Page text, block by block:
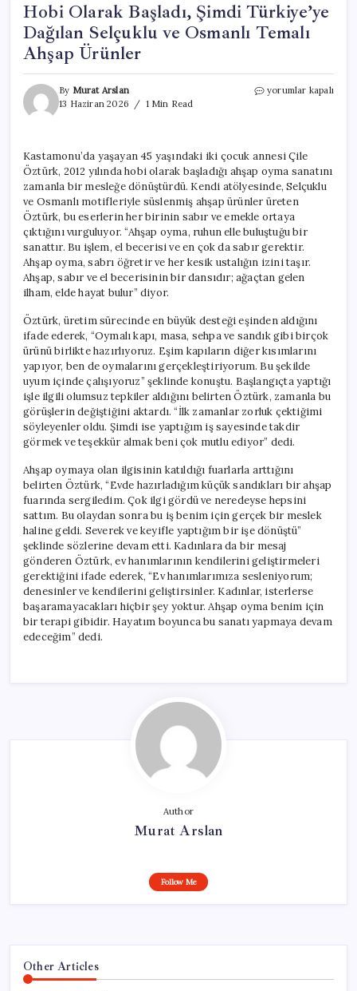
Hobi Olarak Başladı, Şimdi Türkiye’ye
Dağılan Selçuklu ve Osmanlı Temalı
Ahşap Ürünler
By Murat Arslan
13 Haziran 2026
1 Min Read
Hobi
Dağılan
Selçuklu
ve
Osmanlı
Temalı
Ahşap
Ürünler
için
yorumlar kapalı
Kastamonu’da yaşayan 45 yaşındaki iki çocuk annesi Çile
Öztürk, 2012 yılında hobi olarak başladığı ahşap oyma sanatını
zamanla bir mesleğe dönüştürdü. Kendi atölyesinde, Selçuklu
ve Osmanlı motifleriyle süslenmiş ahşap ürünler üreten
Öztürk, bu eserlerin her birinin sabır ve emekle ortaya
çıktığını vurguluyor. “Ahşap oyma, ruhun elle buluştuğu bir
sanattır. Bu işlem, el becerisi ve en çok da sabır gerektir.
Ahşap oyma, sabrı öğretir ve her kesik ustalığın izini taşır.
Ahşap, sabır ve el becerisinin bir dansıdır; ağaçtan gelen
ilham, elde hayat bulur” diyor.
Öztürk, üretim sürecinde en büyük desteği eşinden aldığını
ifade ederek, “Oymalı kapı, masa, sehpa ve sandık gibi birçok
ürünü birlikte hazırlıyoruz. Eşim kapıların diğer kısımlarını
yapıyor, ben de oymalarını gerçekleştiriyorum. Bu şekilde
uyum içinde çalışıyoruz” şeklinde konuştu. Başlangıçta yaptığı
işle ilgili olumsuz tepkiler aldığını belirten Öztürk, zamanla bu
görüşlerin değiştiğini aktardı. “İlk zamanlar zorluk çektiğimi
söyleyenler oldu. Şimdi ise yaptığım iş sayesinde takdir
görmek ve teşekkür almak beni çok mutlu ediyor” dedi.
Ahşap oymaya olan ilgisinin katıldığı fuarlarla arttığını
belirten Öztürk, “Evde hazırladığım küçük sandıkları bir ahşap
fuarında sergiledim. Çok ilgi gördü ve neredeyse hepsini
sattım. Bu olaydan sonra bu iş benim için gerçek bir meslek
haline geldi. Severek ve keyifle yaptığım bir işe dönüştü”
şeklinde sözlerine devam etti. Kadınlara da bir mesaj
gönderen Öztürk, ev hanımlarının kendilerini geliştirmeleri
gerektiğini ifade ederek, “Ev hanımlarımıza sesleniyorum;
denesinler ve kendilerini geliştirsinler. Kadınlar, isterlerse
başaramayacakları hiçbir şey yoktur. Ahşap oyma benim için
bir terapi gibidir. Hayatım boyunca bu sanatı yapmaya devam
edeceğim” dedi.
Author
Murat Arslan
Follow Me
Other Articles